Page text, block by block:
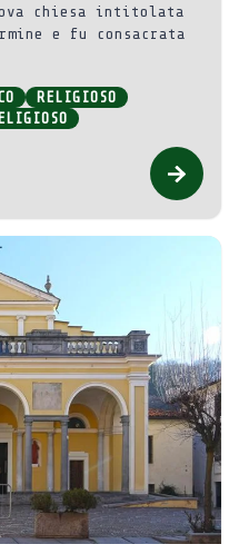
chiesa intitolata
e fu consacrata
RELIGIOSO